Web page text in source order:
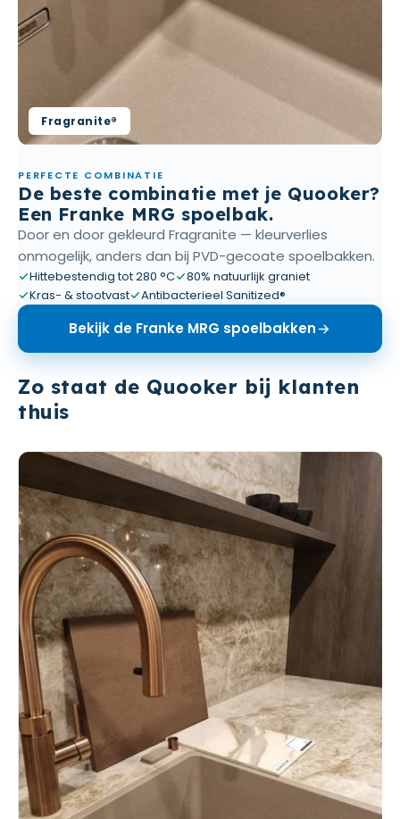
Fragranite®
PERFECTE COMBINATIE
De beste combinatie met je Quooker?
Een Franke MRG spoelbak.
Door en door gekleurd Fragranite — kleurverlies
onmogelijk, anders dan bij PVD-gecoate spoelbakken.
Hittebestendig tot 280 °C
80% natuurlijk graniet
Kras- & stootvast
Antibacterieel Sanitized®
Bekijk de Franke MRG spoelbakken
Zo staat de Quooker bij klanten
thuis